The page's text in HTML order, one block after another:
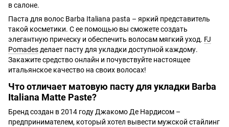
в салоне.
Паста для волос Barba Italiana pasta – яркий представитель
такой косметики. С ее помощью вы сможете создать
элегантную прическу и обеспечить волосам мягкий уход. FJ
Pomadesделает пасту для укладки доступной каждому.
Закажите средство онлайн и почувствуйте настоящее
итальянское качество на своих волосах!
Что отличает матовую пасту для укладки Barba
Italiana Matte Paste?
Бренд создан в 2014 году Джакомо Де Нардисом –
предпринимателем, который хотел вывести мужской стайлинг